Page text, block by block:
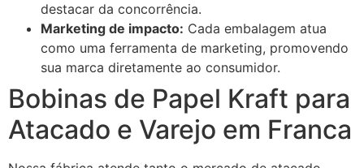
destacar da concorrência.
Marketing de impacto: Cada embalagem atua
como uma ferramenta de marketing, promovendo
sua marca diretamente ao consumidor.
Bobinas de Papel Kraft para
Atacado e Varejo em Franca